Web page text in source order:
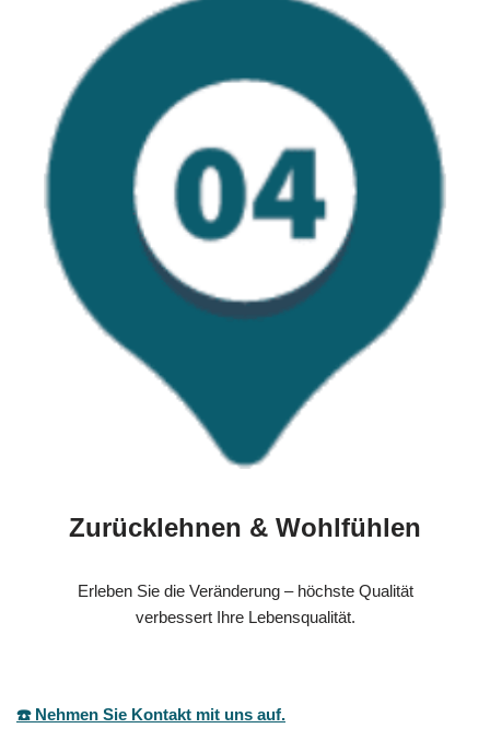
Zurücklehnen & Wohlfühlen
Erleben Sie die Veränderung – höchste Qualität
verbessert Ihre Lebensqualität.
☎️ Nehmen Sie Kontakt mit uns auf.